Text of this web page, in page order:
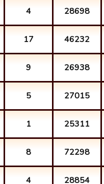
4 28698
17 46232
9 26938
5 27015
1 25311
8 72298
4 28854